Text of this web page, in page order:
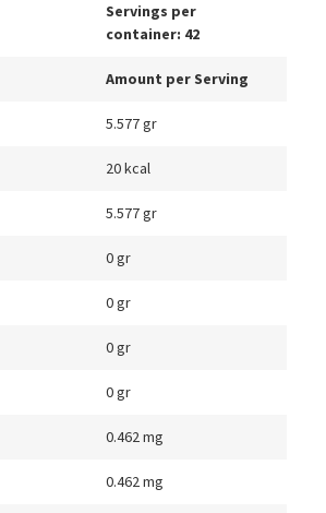
Servings per
container: 42
Amount per Serving
5.577 gr
20 kcal
5.577 gr
0 gr
0 gr
0 gr
0 gr
0.462 mg
0.462 mg